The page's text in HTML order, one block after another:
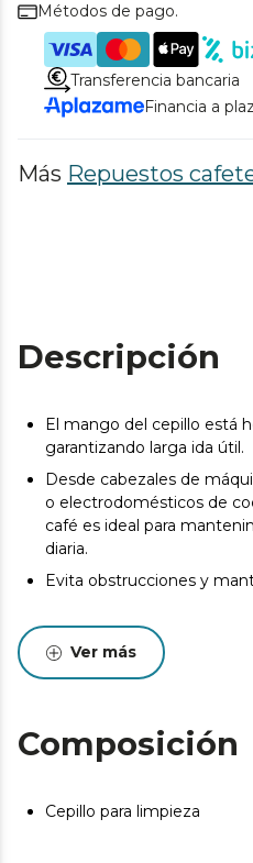
Métodos de pago.
Transferencia bancaria
Financia a
Más Repuestos
Descripción
El mango del cepillo está
garantizando larga ida útil.
Desde cabezales de
o electrodomésticos de
café es ideal para
diaria.
Evita obstrucciones y
Ver más
Composición
Cepillo para limpieza